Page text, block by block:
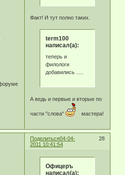
Факт! И тут полно таких.
term100
написал(а):
теперь и
филологи
добавились .....
А ведь и первые и вторые по
части "слова" мастера!
Поделиться 28
04-04-
2011 10:41:54
Офицеръ
написал(а):